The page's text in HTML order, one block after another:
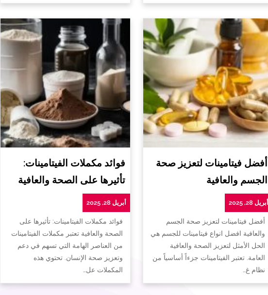
أفضل فيتامينات لتعزيز صحة
الجسم والعافية
أبريل 28, 2025
أفضل فيتامينات لتعزيز صحة الجسم
والعافية افضل انواع فيتامينات للجسم هي
الحل الأمثل لتعزيز الصحة والعافية
العامة. تعتبر الفيتامينات جزءاً أساسياً من
نظام غ…
فوائد مكملات الفيتامينات:
تأثيرها على الصحة والعافية
أبريل 28, 2025
فوائد مكملات الفيتامينات: تأثيرها على
الصحة والعافية تعتبر مكملات الفيتامينات
من العناصر الهامة التي تسهم في دعم
وتعزيز صحة الإنسان. تحتوي هذه
المكملات عل…